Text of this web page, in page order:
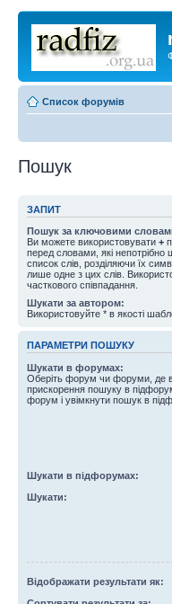
Список форумів
Пошук
ЗАПИТ
Пошук за ключовими
Ви можете використовувати +
перед словами, які
список слів, розділяючи їх
лише одне з цих слів.
часткового співпадання.
Шукати за автором:
Використовуйте * в якості
ПАРАМЕТРИ ПОШУКУ
Шукати в форумах:
Оберіть форум чи форуми, де
прискорення пошуку в
форум і увімкнути пошук в
Шукати в підфорумах:
Шукати:
Відображати результати як: